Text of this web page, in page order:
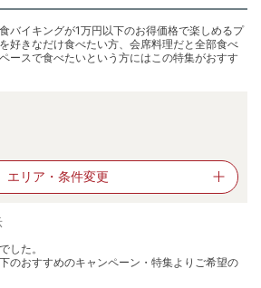
バイキングが1万円以下のお得価格で楽しめるプ
好きなだけ食べたい方、会席料理だと全部食べ
ースで食べたいという方にはこの特集がおすす
エリア・ 条件変更
した。
のおすすめのキャンペーン・特集よりご希望の